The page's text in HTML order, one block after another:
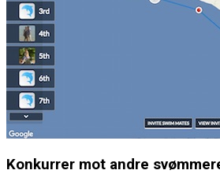
Konkurrer mot andre